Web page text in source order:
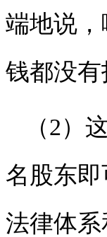
端地说
钱都没
（2）
名股东
法律体系